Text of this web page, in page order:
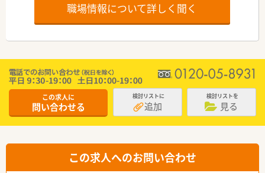
職場情報について詳しく聞く
この求人に
問い合わせる
検討リストに
追加
検討リストを
見る
この求人へのお問い合わせ